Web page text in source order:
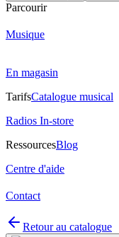
Parcourir
Musique
En magasin
TarifsCatalogue musical
Radios In-store
RessourcesBlog
Centre d'aide
Contact
Retour au catalogue